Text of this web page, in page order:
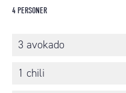
4 PERSONER
3 avokado
1 chili